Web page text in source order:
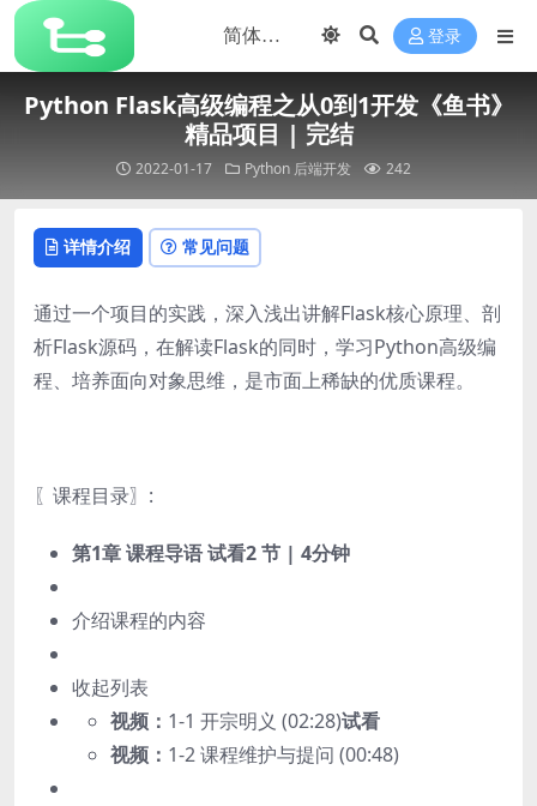
登录
Python Flask高级编程之从0到1开发《鱼书》
精品项目 | 完结
2022-01-17 Python 后端开发 242
详情介绍 常见问题
通过一个项目的实践，深入浅出讲解Flask核心原理、剖
析Flask源码，在解读Flask的同时，学习Python高级编
程、培养面向对象思维，是市面上稀缺的优质课程。
〖课程目录〗:
第1章 课程导语试看2 节 | 4分钟
介绍课程的内容
收起列表
视频： 1-1 开宗明义 (02:28)试看
视频： 1-2 课程维护与提问 (00:48)